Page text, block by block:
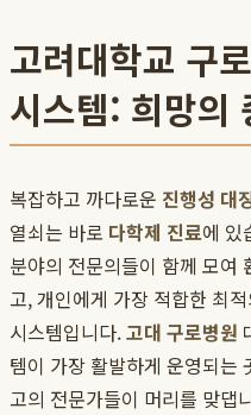
고려대학교 구
시스템: 희망의
복잡하고 까다로운 진행성 대
열쇠는 바로 다학제 진료에 있
분야의 전문의들이 함께 모여
고, 개인에게 가장 적합한 최
시스템입니다.고대 구로병원
템이 가장 활발하게 운영되는
고의 전문가들이 머리를 맞댑